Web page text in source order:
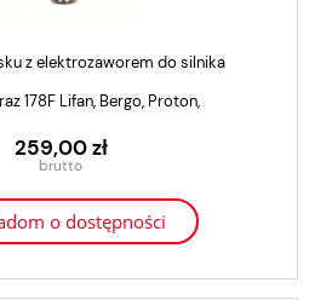
z elektrozaworem do silnika
178F Lifan, Bergo, Proton,
259,00 zł
o dostępności